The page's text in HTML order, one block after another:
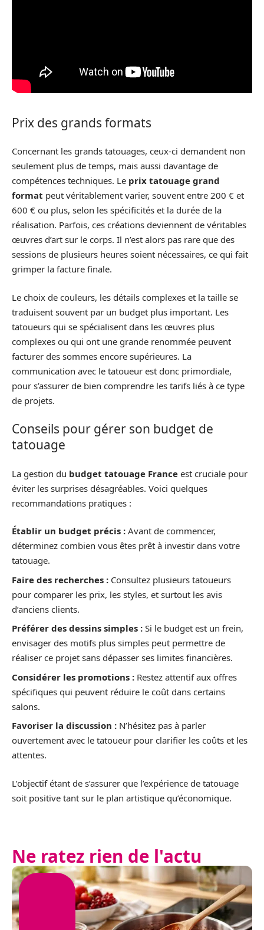
Prix des grands formats
Concernant les grands tatouages, ceux-ci demandent non
seulement plus de temps, mais aussi davantage de
compétences techniques. Le prix tatouage grand
format peut véritablement varier, souvent entre 200 € et
600 € ou plus, selon les spécificités et la durée de la
réalisation. Parfois, ces créations deviennent de véritables
œuvres d’art sur le corps. Il n’est alors pas rare que des
sessions de plusieurs heures soient nécessaires, ce qui fait
grimper la facture finale.
Le choix de couleurs, les détails complexes et la taille se
traduisent souvent par un budget plus important. Les
tatoueurs qui se spécialisent dans les œuvres plus
complexes ou qui ont une grande renommée peuvent
facturer des sommes encore supérieures. La
communication avec le tatoueur est donc primordiale,
pour s’assurer de bien comprendre les tarifs liés à ce type
de projets.
Conseils pour gérer son budget de
tatouage
La gestion du budget tatouage France est cruciale pour
éviter les surprises désagréables. Voici quelques
recommandations pratiques :
Établir un budget précis : Avant de commencer,
déterminez combien vous êtes prêt à investir dans votre
tatouage.
Faire des recherches : Consultez plusieurs tatoueurs
pour comparer les prix, les styles, et surtout les avis
d’anciens clients.
Préférer des dessins simples : Si le budget est un frein,
envisager des motifs plus simples peut permettre de
réaliser ce projet sans dépasser ses limites financières.
Considérer les promotions : Restez attentif aux offres
spécifiques qui peuvent réduire le coût dans certains
salons.
Favoriser la discussion : N’hésitez pas à parler
ouvertement avec le tatoueur pour clarifier les coûts et les
attentes.
L’objectif étant de s’assurer que l’expérience de tatouage
soit positive tant sur le plan artistique qu’économique.
Ne ratez rien de l'actu